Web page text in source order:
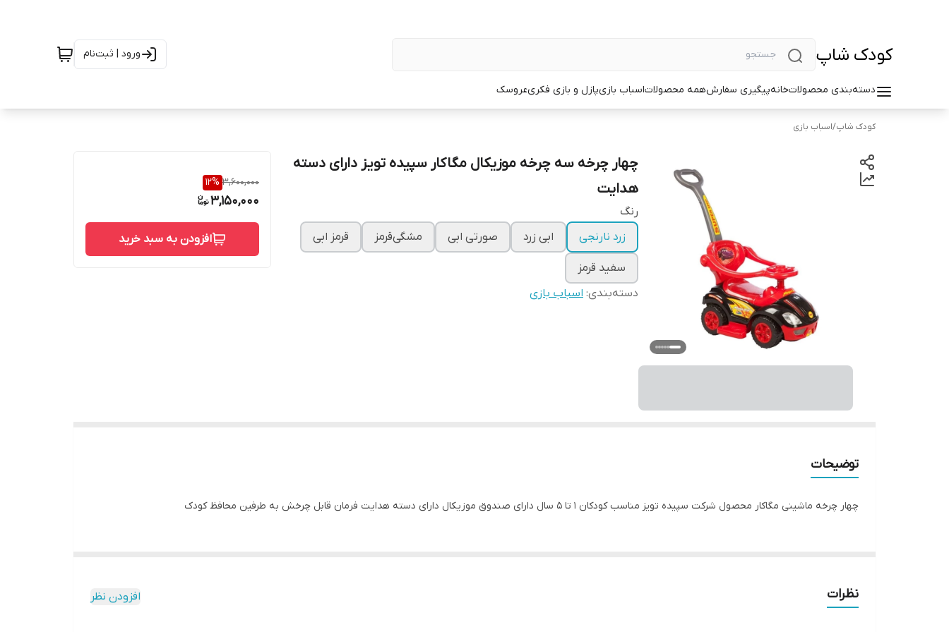
کودک شاپ ورود | ثبت‌نام
دسته‌بندی محصولاتخانهپیگیری سفارشهمه محصولاتاسباب بازیپازل و بازی فکریعروسک
کودک شاپ/اسباب بازی
چهار چرخه سه چرخه موزیکال مگاکار سپیده تویز دارای دسته
هدایت
رنگ
زرد نارنجی
ابی زرد صورتی ابی مشگی‌قرمز قرمز ابی
سفید قرمز
دسته‌بندی: اسباب بازی
3,600,000
12%
3,150,000
افزودن به سبد خرید
توضیحات
چهار چرخه ماشینی مگاکار محصول شرکت سپیده تویز مناسب کودکان ۱ تا ۵ سال دارای صندوق موزیکال دارای دسته هدایت فرمان قابل چرخش به طرفین محافظ کودک
نظرات افزودن نظر